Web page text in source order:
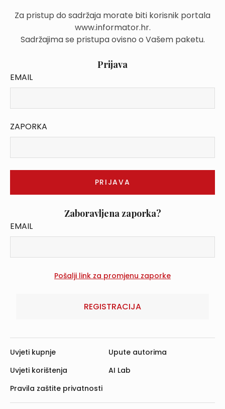
Za pristup do sadržaja morate biti korisnik portala
www.informator.hr.
Sadržajima se pristupa ovisno o Vašem paketu.
Prijava
EMAIL
ZAPORKA
Zaboravljena zaporka?
EMAIL
REGISTRACIJA
Uvjeti kupnje
Uvjeti korištenja
Pravila zaštite privatnosti
Upute autorima
AI Lab